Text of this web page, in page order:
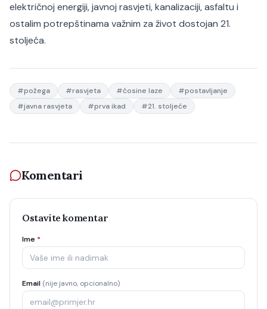
električnoj energiji, javnoj rasvjeti, kanalizaciji, asfaltu i
ostalim potrepštinama važnim za život dostojan 21.
stoljeća.
#požega #rasvjeta #ćosine laze #postavljanje
#javna rasvjeta #prva ikad #21. stoljeće
Komentari
Ostavite komentar
Ime *
Email (nije javno, opcionalno)